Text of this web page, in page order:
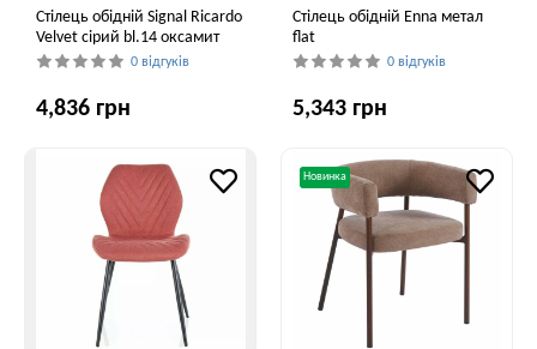
Стілець обідній Signal Ricardo
Velvet сірий bl.14 оксамит
0 відгуків
4,836 грн
Стілець обідній Enna метал
flat
0 відгуків
5,343 грн
Новинка